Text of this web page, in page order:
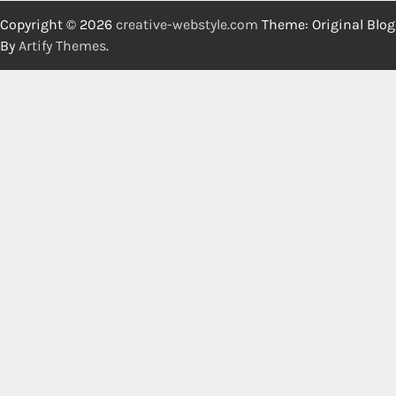
Copyright © 2026 creative-webstyle.com Theme: Original Blog
By Artify Themes.